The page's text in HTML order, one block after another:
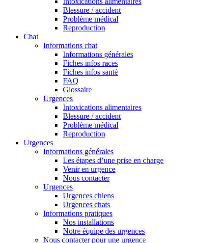
Blessure / accident
Problème médical
Reproduction
Chat
Informations chat
Informations générales
Fiches infos races
Fiches infos santé
FAQ
Glossaire
Urgences
Intoxications alimentaires
Blessure / accident
Problème médical
Reproduction
Urgences
Informations générales
Les étapes d’une prise en charge
Venir en urgence
Nous contacter
Urgences
Urgences chiens
Urgences chats
Informations pratiques
Nos installations
Notre équipe des urgences
Nous contacter pour une urgence